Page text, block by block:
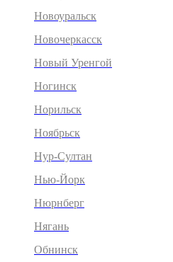
Новоуральск
Новочеркасск
Новый Уренгой
Ногинск
Норильск
Ноябрьск
Нур-Султан
Нью-Йорк
Нюрнберг
Нягань
Обнинск